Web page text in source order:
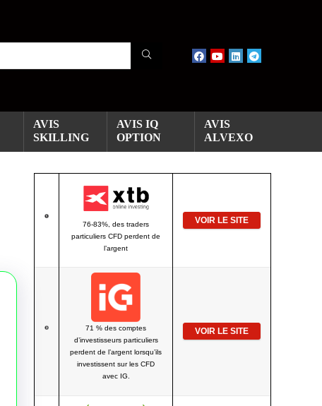
AVIS
SKILLING
AVIS IQ
OPTION
AVIS
ALVEXO
76-83%, des traders
particuliers CFD perdent de
l’argent
VOIR LE SITE
71 % des comptes
d’investisseurs particuliers
perdent de l’argent lorsqu’ils
investissent sur les CFD
avec IG.
VOIR LE SITE